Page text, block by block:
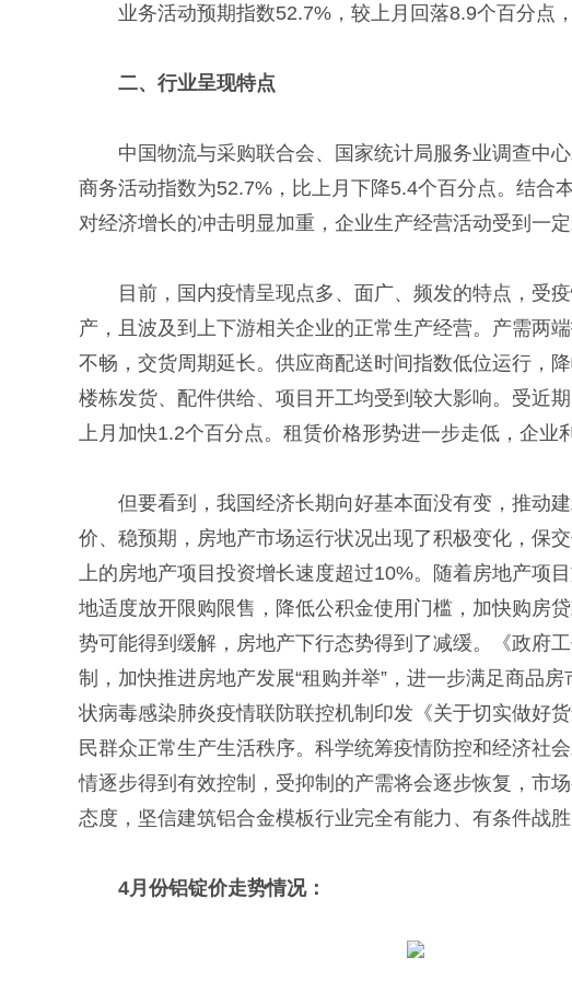
业务活动预期指数52.7%，较上月回落8.9个百分点
二、行业呈现特点
中国物流与采购联合会、国家统计局服务业调查中
商务活动指数为52.7%，比上月下降5.4个百分点。结合
对经济增长的冲击明显加重，企业生产经营活动受到一定
目前，国内疫情呈现点多、面广、频发的特点，受
产，且波及到上下游相关企业的正常生产经营。产需两
不畅，交货周期延长。供应商配送时间指数低位运行，
楼栋发货、配件供给、项目开工均受到较大影响。受近
上月加快1.2个百分点。租赁价格形势进一步走低，企业
但要看到，我国经济长期向好基本面没有变，推动
价、稳预期，房地产市场运行状况出现了积极变化，保
上的房地产项目投资增长速度超过10%。随着房地产
地适度放开限购限售，降低公积金使用门槛，加快购房
势可能得到缓解，房地产下行态势得到了减缓。《政府
制，加快推进房地产发展“租购并举”，进一步满足商品
状病毒感染肺炎疫情联防联控机制印发《关于切实做好
民群众正常生产生活秩序。科学统筹疫情防控和经济社
情逐步得到有效控制，受抑制的产需将会逐步恢复，市
态度，坚信建筑铝合金模板行业完全有能力、有条件战
4月份铝锭价走势情况：